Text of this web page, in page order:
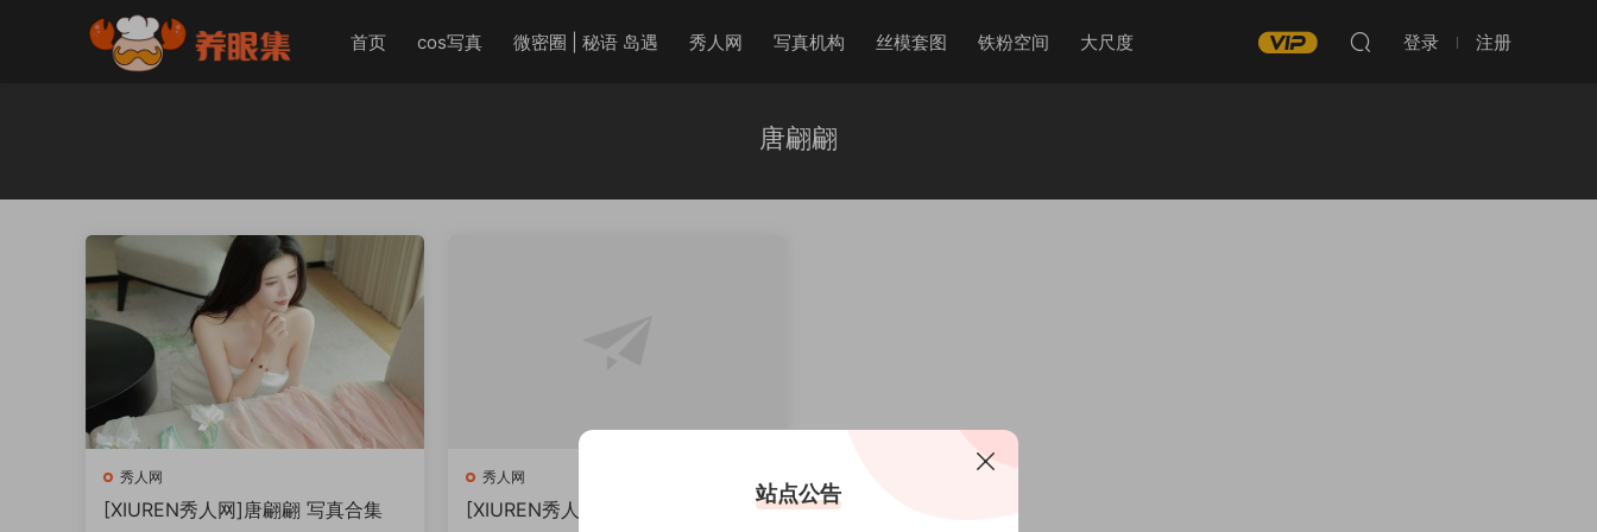
首页 cos写真 微密圈 | 秘语 岛遇 秀人网 写真机构 丝模套图 铁粉空间 大尺度 登录 注册
唐翩翩
秀人网
[XIUREN秀人网]唐翩翩 写真合集
秀人网
[XIUREN秀人网] 唐翩翩 美女写真
站点公告